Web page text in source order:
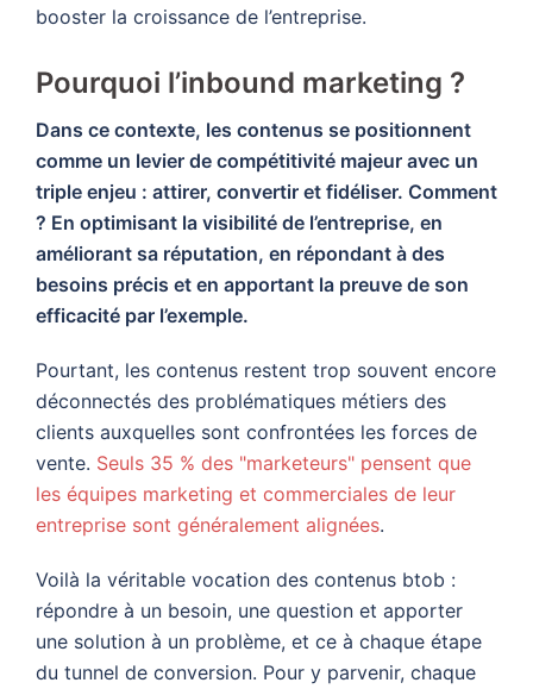
booster la croissance de l’entreprise.
Pourquoi l’inbound marketing ?
Dans ce contexte, les contenus se positionnent
comme un levier de compétitivité majeur avec un
triple enjeu : attirer, convertir et fidéliser. Comment
? En optimisant la visibilité de l’entreprise, en
améliorant sa réputation, en répondant à des
besoins précis et en apportant la preuve de son
efficacité par l’exemple.
Pourtant, les contenus restent trop souvent encore
déconnectés des problématiques métiers des
clients auxquelles sont confrontées les forces de
vente. Seuls 35 % des "marketeurs" pensent que
les équipes marketing et commerciales de leur
entreprise sont généralement alignées.
Voilà la véritable vocation des contenus btob :
répondre à un besoin, une question et apporter
une solution à un problème, et ce à chaque étape
du tunnel de conversion. Pour y parvenir, chaque